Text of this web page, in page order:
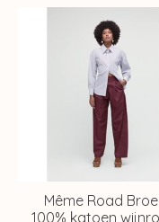
Même Road
100% katoen